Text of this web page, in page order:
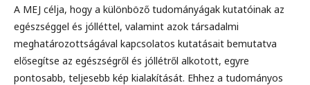
A MEJ célja, hogy a különböző tudományágak kutatóinak az
egészséggel és jólléttel, valamint azok társadalmi
meghatározottságával kapcsolatos kutatásait bemutatva
elősegítse az egészségről és jóllétről alkotott, egyre
pontosabb, teljesebb kép kialakítását. Ehhez a tudományos